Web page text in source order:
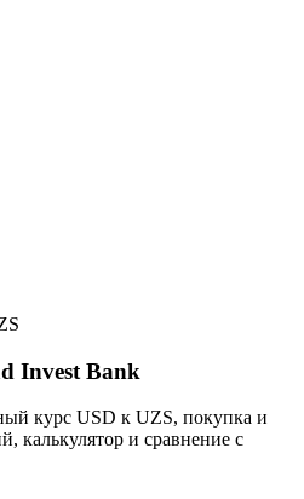
Invest Bank
курс USD к UZS, покупка и
калькулятор и сравнение с